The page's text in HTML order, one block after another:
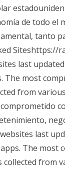
de todo el
tanto
Siteshttps://
last
The most
from
last
The most
collected from